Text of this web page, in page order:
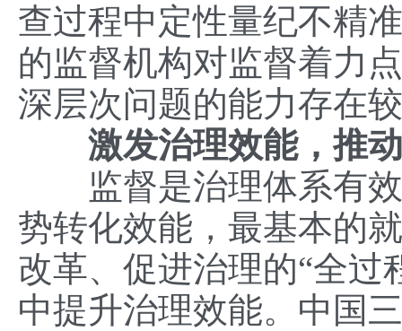
查过程中定性量纪不精
的监督机构对监督着力
深层次问题的能力存在
激发治理效能，推动
监督是治理体系有效
势转化效能，最基本的
改革、促进治理的“全过
中提升治理效能。中国